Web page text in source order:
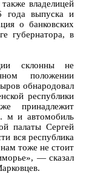
владелицей
года выпуска и
о банковских
губернатора, в
склонны не
положении
обнародовал
республики
принадлежит
м и автомобиль
палаты Сергей
вся республика
тоже не стоит
— сказал